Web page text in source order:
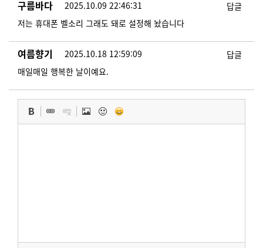
구름바다 2025.10.09 22:46:31
답글
저는 휴대폰 벨소리 그래도 돼로 설정해 놨습니다
여름향기 2025.10.18 12:59:09
답글
매일매일 행복한 날이예요.